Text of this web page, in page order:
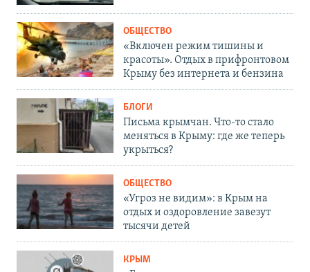
ОБЩЕСТВО
«Включен режим тишины и
красоты». Отдых в прифронтовом
Крыму без интернета и бензина
БЛОГИ
Письма крымчан. Что-то стало
меняться в Крыму: где же теперь
укрыться?
ОБЩЕСТВО
«Угроз не видим»: в Крым на
отдых и оздоровление завезут
тысячи детей
КРЫМ